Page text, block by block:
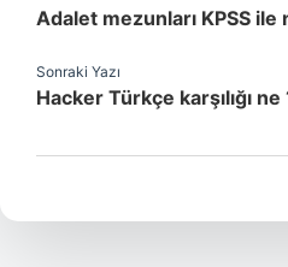
Adalet mezunları KPSS
Sonraki Yazı
Hacker Türkçe karşılığı ne